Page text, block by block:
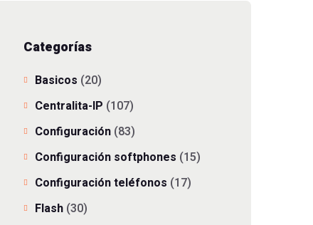
Categorías
Basicos (20)
Centralita-IP (107)
Configuración (83)
Configuración softphones (15)
Configuración teléfonos (17)
Flash (30)